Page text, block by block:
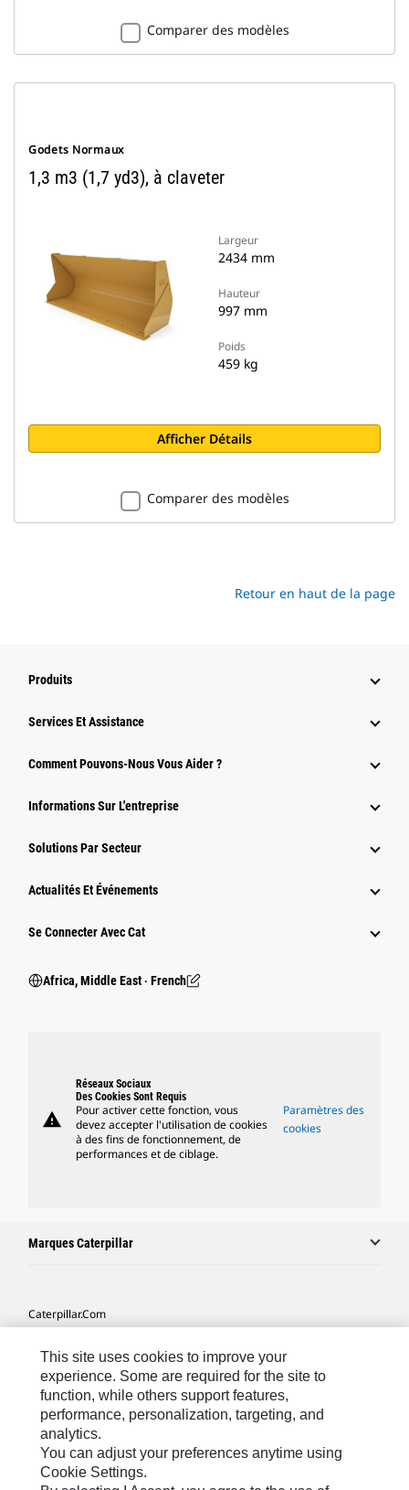
Comparer des modèles
Godets Normaux
1,3 m3 (1,7 yd3), à claveter
Largeur
2434 mm
Hauteur
997 mm
Poids
459 kg
Afficher Détails
Comparer des modèles
Retour en haut de la page
Produits
Services Et Assistance
Comment Pouvons-Nous Vous Aider ?
Informations Sur L'entreprise
Solutions Par Secteur
Actualités Et Événements
Se Connecter Avec Cat
Africa, Middle East ‧ French
warning
Réseaux Sociaux
Des Cookies Sont Requis
Pour activer cette fonction, vous
devez accepter l'utilisation de cookies
à des fins de fonctionnement, de
performances et de ciblage.
Paramètres des
cookies
Marques Caterpillar
Caterpillar.com
Mes Préférences Marketing
Plan Du Site
Cookie Settings
Mentions Légales
This site uses cookies to improve your
experience. Some are required for the site to
function, while others support features,
performance, personalization, targeting, and
analytics.
You can adjust your preferences anytime using
Cookie Settings.